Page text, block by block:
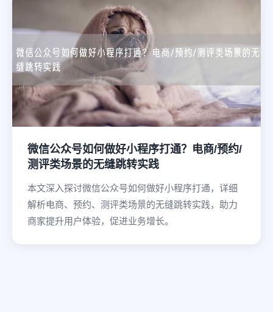
微信公众号如何做好小程序打通？电商/预约/
测评类场景的无缝跳转实践
本文深入探讨微信公众号如何做好小程序打通，详细
解析电商、预约、测评类场景的无缝跳转实践，助力
商家提升用户体验，促进业务增长。